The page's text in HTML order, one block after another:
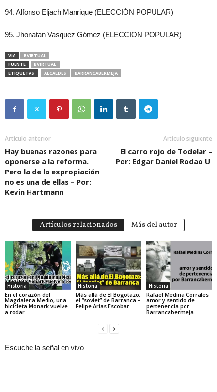
94. Alfonso Eljach Manrique (ELECCIÓN POPULAR)
95. Jhonatan Vasquez Gómez (ELECCIÓN POPULAR)
VIA
BVIRTUAL
FUENTE
BVIRTUAL
ETIQUETAS
ALCALDES BARRANCABERMEJA
Artículo anterior
Hay buenas razones para
oponerse a la reforma.
Pero la de la expropiación
no es una de ellas – Por:
Kevin Hartmann
Artículo siguiente
El carro rojo de Todelar –
Por: Edgar Daniel Rodao U
Artículos relacionados Más del autor
Historia
En el corazón del
Magdalena Medio, una
bicicleta Monark vuelve
a rodar
Historia
Más allá de El Bogotazo:
el “soviet” de Barranca –
Felipe Arias Escobar
Historia
Rafael Medina Corrales
amor y sentido de
pertenencia por
Barrancabermeja
Escuche la señal en vivo